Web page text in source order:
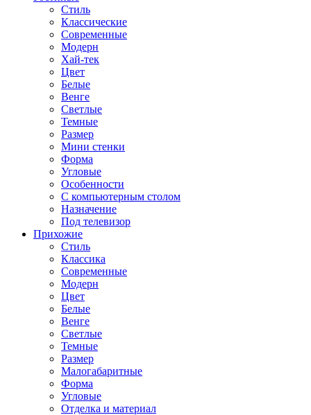
Стиль
Классические
Современные
Модерн
Хай-тек
Цвет
Белые
Венге
Светлые
Темные
Размер
Мини стенки
Форма
Угловые
Особенности
С компьютерным столом
Назначение
Под телевизор
Прихожие
Стиль
Классика
Современные
Модерн
Цвет
Белые
Венге
Светлые
Темные
Размер
Малогабаритные
Форма
Угловые
Отделка и материал